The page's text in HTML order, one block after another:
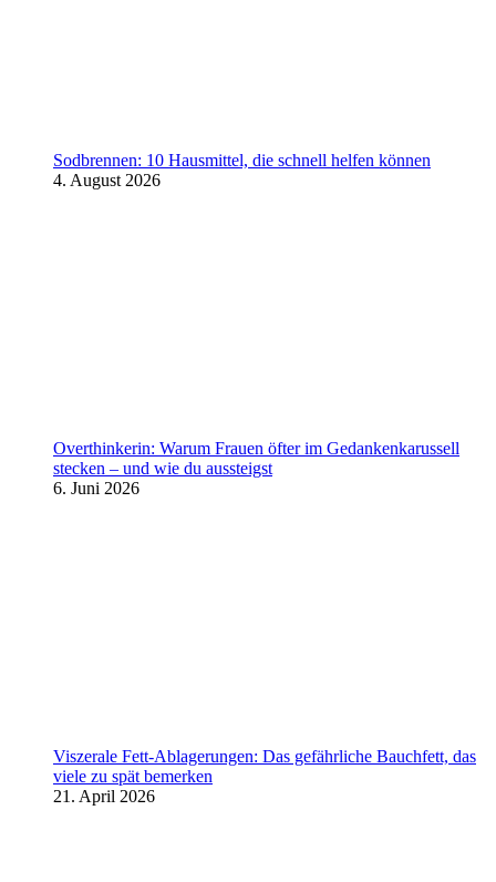
Sodbrennen: 10 Hausmittel, die schnell helfen können
4. August 2026
Overthinkerin: Warum Frauen öfter im Gedankenkarussell
stecken – und wie du aussteigst
6. Juni 2026
Viszerale Fett-Ablagerungen: Das gefährliche Bauchfett, das
viele zu spät bemerken
21. April 2026